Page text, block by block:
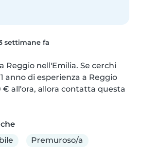
settimane fa
Reggio nell'Emilia. Se cerchi
anno di esperienza a Reggio
€ all'ora, allora contatta questa
Premuroso/a